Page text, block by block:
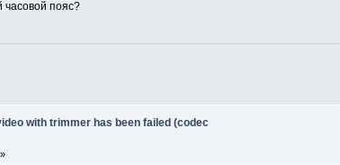
часовой пояс?
with trimmer has been failed (codec